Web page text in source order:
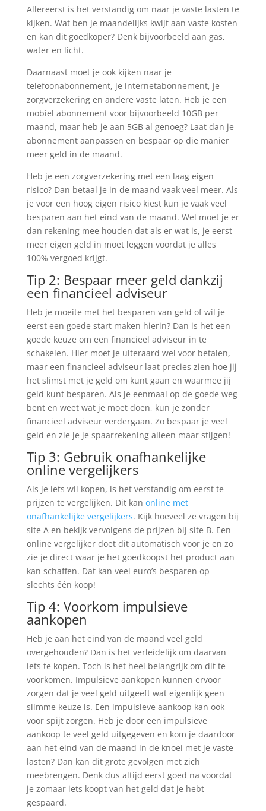
Allereerst is het verstandig om naar je vaste lasten te
kijken. Wat ben je maandelijks kwijt aan vaste kosten
en kan dit goedkoper? Denk bijvoorbeeld aan gas,
water en licht.
Daarnaast moet je ook kijken naar je
telefoonabonnement, je internetabonnement, je
zorgverzekering en andere vaste laten. Heb je een
mobiel abonnement voor bijvoorbeeld 10GB per
maand, maar heb je aan 5GB al genoeg? Laat dan je
abonnement aanpassen en bespaar op die manier
meer geld in de maand.
Heb je een zorgverzekering met een laag eigen
risico? Dan betaal je in de maand vaak veel meer. Als
je voor een hoog eigen risico kiest kun je vaak veel
besparen aan het eind van de maand. Wel moet je er
dan rekening mee houden dat als er wat is, je eerst
meer eigen geld in moet leggen voordat je alles
100% vergoed krijgt.
Tip 2: Bespaar meer geld dankzij
een financieel adviseur
Heb je moeite met het besparen van geld of wil je
eerst een goede start maken hierin? Dan is het een
goede keuze om een financieel adviseur in te
schakelen. Hier moet je uiteraard wel voor betalen,
maar een financieel adviseur laat precies zien hoe jij
het slimst met je geld om kunt gaan en waarmee jij
geld kunt besparen. Als je eenmaal op de goede weg
bent en weet wat je moet doen, kun je zonder
financieel adviseur verdergaan. Zo bespaar je veel
geld en zie je je spaarrekening alleen maar stijgen!
Tip 3: Gebruik onafhankelijke
online vergelijkers
Als je iets wil kopen, is het verstandig om eerst te
prijzen te vergelijken. Dit kan online met
onafhankelijke vergelijkers. Kijk hoeveel ze vragen bij
site A en bekijk vervolgens de prijzen bij site B. Een
online vergelijker doet dit automatisch voor je en zo
zie je direct waar je het goedkoopst het product aan
kan schaffen. Dat kan veel euro’s besparen op
slechts één koop!
Tip 4: Voorkom impulsieve
aankopen
Heb je aan het eind van de maand veel geld
overgehouden? Dan is het verleidelijk om daarvan
iets te kopen. Toch is het heel belangrijk om dit te
voorkomen. Impulsieve aankopen kunnen ervoor
zorgen dat je veel geld uitgeeft wat eigenlijk geen
slimme keuze is. Een impulsieve aankoop kan ook
voor spijt zorgen. Heb je door een impulsieve
aankoop te veel geld uitgegeven en kom je daardoor
aan het eind van de maand in de knoei met je vaste
lasten? Dan kan dit grote gevolgen met zich
meebrengen. Denk dus altijd eerst goed na voordat
je zomaar iets koopt van het geld dat je hebt
gespaard.